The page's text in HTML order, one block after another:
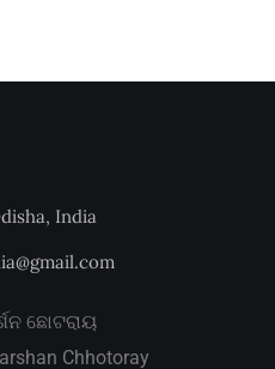
India
ଛୋଟରାୟ
Chhotoray